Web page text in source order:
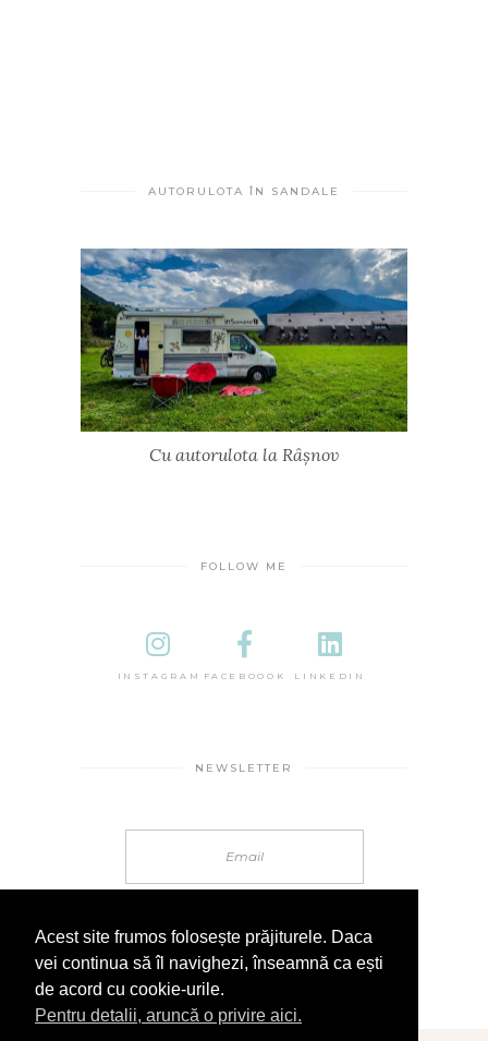
AUTORULOTA ÎN SANDALE
Cu autorulota la Râșnov
FOLLOW ME
INSTAGRAM FACEBOOOK LINKEDIN
NEWSLETTER
Acest site frumos folosește prăjiturele. Daca
vei continua să îl navighezi, înseamnă ca ești
de acord cu cookie-urile.
Pentru detalii, aruncă o privire aici.